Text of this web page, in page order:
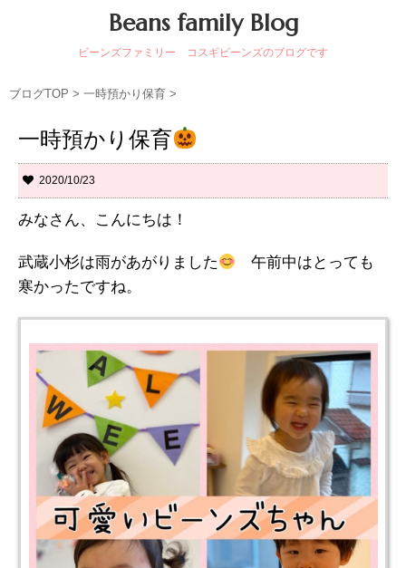
Beans family Blog
ビーンズファミリー コスギビーンズのブログです
ブログTOP > 一時預かり保育 >
一時預かり保育
2020/10/23
みなさん、こんにちは！
武蔵小杉は雨があがりました
午前中はとっても
寒かったですね。